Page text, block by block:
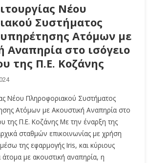
Νέου
Συστήματος
Ατόμων με
Αναπηρία στο ισόγειο
της Π.Ε. Κοζάνης
Νέου Πληροφοριακού Συστήματος
Ατόμων με Ακουστική Αναπηρία στο
της Π.Ε. Κοζάνης Με την έναρξη της
σταθμών επικοινωνίας με χρήση
της εφαρμογής Iris, και κύριους
με ακουστική αναπηρία, η